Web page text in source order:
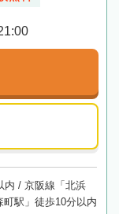
内 / 京阪線「北浜
駅」徒歩10分以内